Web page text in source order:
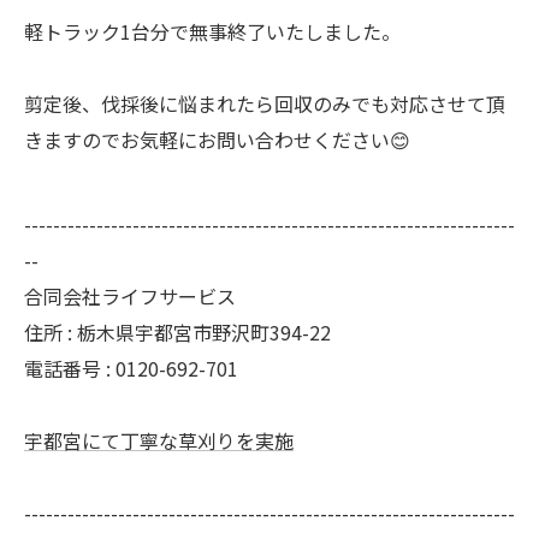
軽トラック1台分で無事終了いたしました。
剪定後、伐採後に悩まれたら回収のみでも対応させて頂
きますのでお気軽にお問い合わせください😊
--------------------------------------------------------------------
--
合同会社ライフサービス
住所 : 栃木県宇都宮市野沢町394-22
電話番号 : 0120-692-701
宇都宮にて丁寧な草刈りを実施
--------------------------------------------------------------------